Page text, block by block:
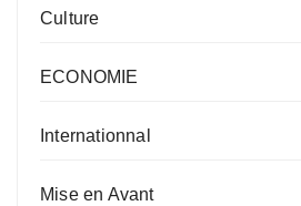
Culture
ECONOMIE
Internationnal
Mise en Avant